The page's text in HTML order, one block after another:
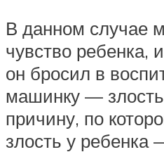
В данном случае
чувство ребенка,
он бросил в
машинку —
причину, по
злость у ребенка